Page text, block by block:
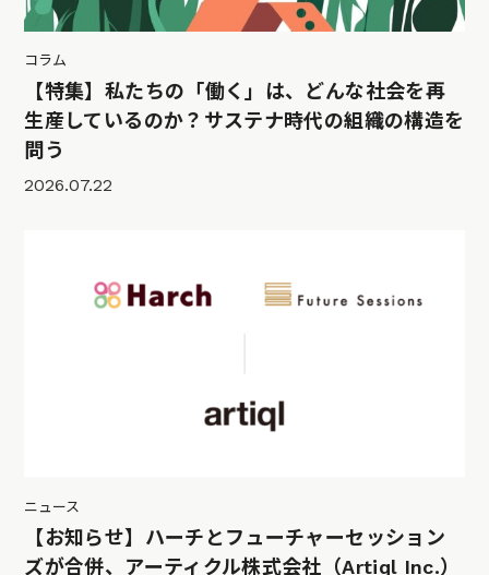
コラム
【特集】私たちの「働く」は、どんな社会を再
生産しているのか？サステナ時代の組織の構造を
問う
2026.07.22
ニュース
【お知らせ】ハーチとフューチャーセッション
ズが合併、アーティクル株式会社（Artiql Inc.）